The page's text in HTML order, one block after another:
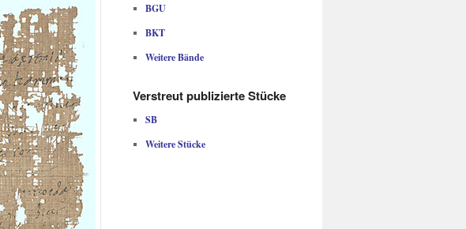
BGU
BKT
Weitere Bände
Verstreut publizierte Stücke
SB
Weitere Stücke